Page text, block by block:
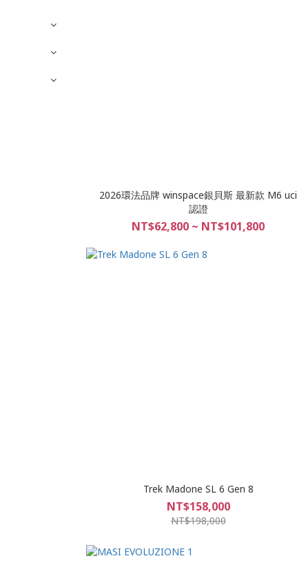
2026環法品牌 winspace銀貝斯 最新款 M6 uci
認證
NT$62,800 ~ NT$101,800
Trek Madone SL 6 Gen 8
NT$158,000
NT$198,000